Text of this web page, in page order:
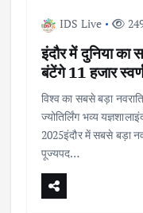
IDS Live
इंदौर में दुनिया का
बंटेंगे 11 हजार
विश्व का सबसे बड़ा
ज्योतिर्लिंग भव्य
2025इंदौर में सबसे बड़ा
पूज्यपद…